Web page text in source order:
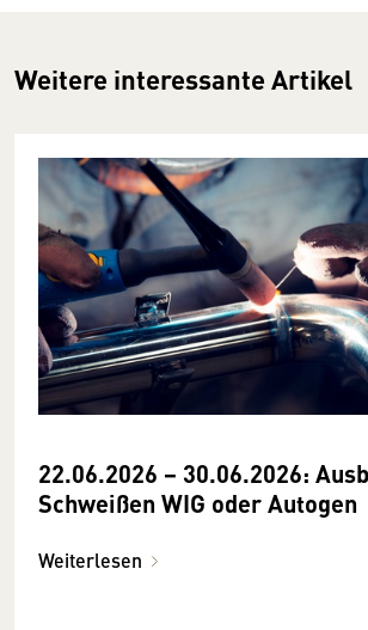
Weitere interessante Artikel
22.06.2026 − 30.06.2026:
Schweißen WIG oder Autogen
Weiterlesen